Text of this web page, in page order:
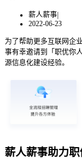
薪人薪事|
2022-06-23
为了帮助更多互联网企
事有幸邀请到「职优你
源信息化建设经验。
薪人薪事助力